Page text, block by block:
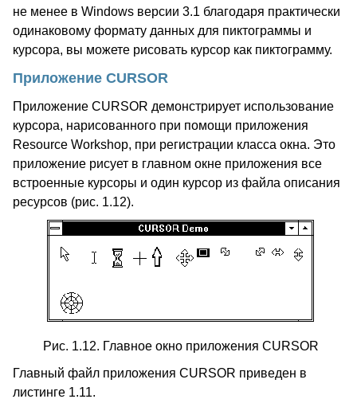
не менее в Windows версии 3.1 благодаря практически
одинаковому формату данных для пиктограммы и
курсора, вы можете рисовать курсор как пиктограмму.
Приложение CURSOR
Приложение CURSOR демонстрирует использование
курсора, нарисованного при помощи приложения
Resource Workshop, при регистрации класса окна. Это
приложение рисует в главном окне приложения все
встроенные курсоры и один курсор из файла описания
ресурсов (рис. 1.12).
Рис. 1.12. Главное окно приложения CURSOR
Главный файл приложения CURSOR приведен в
листинге 1.11.